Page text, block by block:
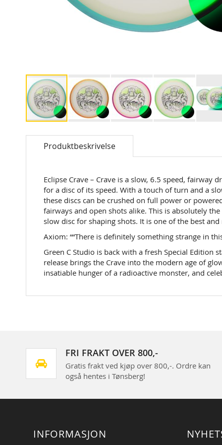
to
images
gallery
Produktbeskrivelse
Eclipse Crave – Crave is a slow, 6.5 speed, fairway
for a disc of its speed. With a touch of turn and a
these discs can be crushed on full power or
fairways and open shots alike. This is absolutely
slow disc for shaping shots. It is one of the best
Axiom: ““There is definitely something strange in
Green C Studio is back with a fresh Special Edition
release brings the Crave into the modern age of
insatiable hunger of a radioactive monster, and
FRI FRAKT OVER 800,-
Gratis frakt ved kjøp over 800,-. Ordre kan
også hentes i Tønsberg!
INFORMASJON